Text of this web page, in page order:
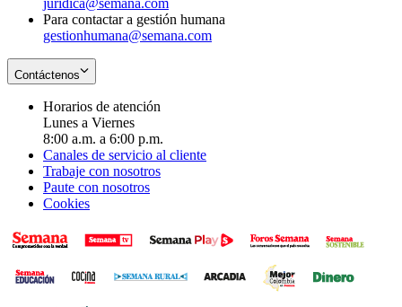
Para contactar a gestión humana
gestionhumana@semana.com
Contáctenos
Horarios de atención
Lunes a Viernes
8:00 a.m. a 6:00 p.m.
Canales de servicio al cliente
Trabaje con nosotros
Paute con nosotros
Cookies